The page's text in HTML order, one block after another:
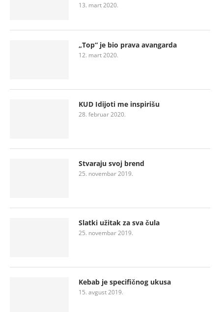
13. mart 2020.
„Top“ je bio prava avangarda
12. mart 2020.
KUD Idijoti me inspirišu
28. februar 2020.
Stvaraju svoj brend
25. novembar 2019.
Slatki užitak za sva čula
25. novembar 2019.
Kebab je specifičnog ukusa
15. avgust 2019.